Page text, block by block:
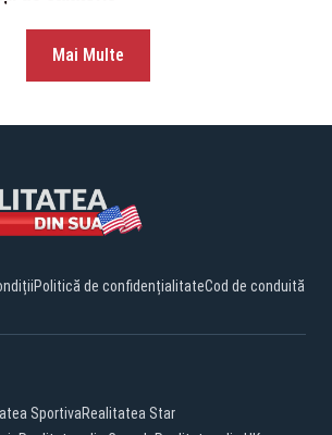
Mai Multe
Politică de confidențialitateCod de conduită
SportivaRealitatea Star